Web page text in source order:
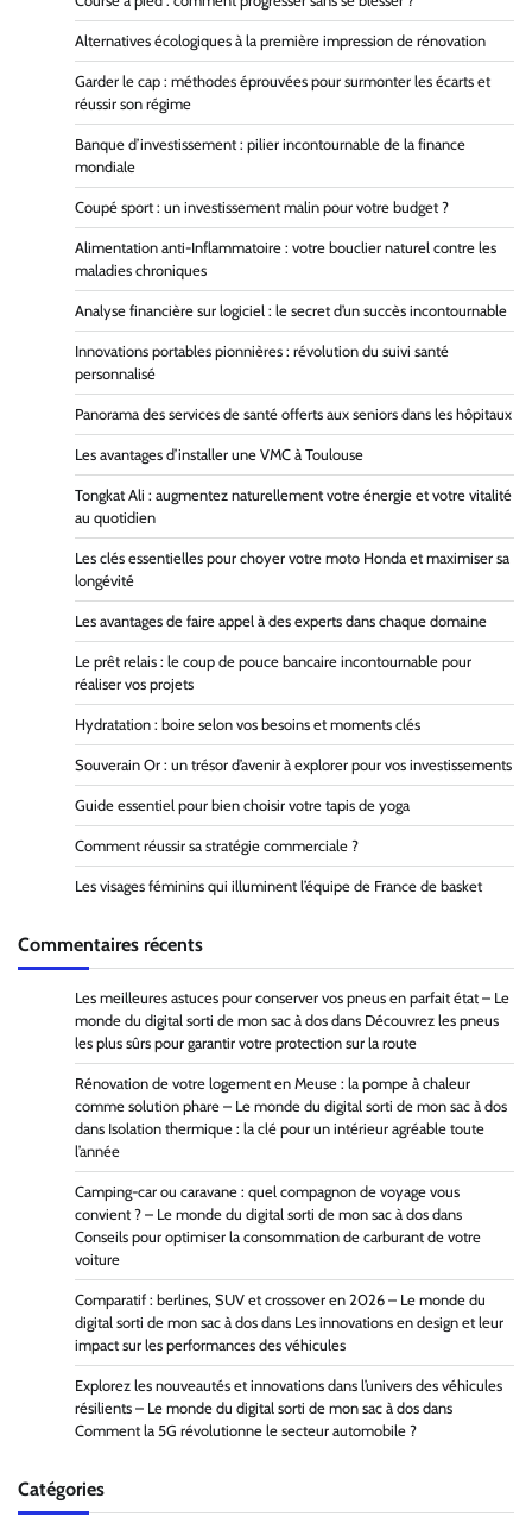
Alternatives écologiques à la première impression de rénovation
Garder le cap : méthodes éprouvées pour surmonter les écarts et
réussir son régime
Banque d’investissement : pilier incontournable de la finance
mondiale
Coupé sport : un investissement malin pour votre budget ?
Alimentation anti-Inflammatoire : votre bouclier naturel contre les
maladies chroniques
Analyse financière sur logiciel : le secret d’un succès incontournable
Innovations portables pionnières : révolution du suivi santé
personnalisé
Panorama des services de santé offerts aux seniors dans les hôpitaux
Les avantages d’installer une VMC à Toulouse
Tongkat Ali : augmentez naturellement votre énergie et votre vitalité
au quotidien
Les clés essentielles pour choyer votre moto Honda et maximiser sa
longévité
Les avantages de faire appel à des experts dans chaque domaine
Le prêt relais : le coup de pouce bancaire incontournable pour
réaliser vos projets
Hydratation : boire selon vos besoins et moments clés
Souverain Or : un trésor d’avenir à explorer pour vos investissements
Guide essentiel pour bien choisir votre tapis de yoga
Comment réussir sa stratégie commerciale ?
Les visages féminins qui illuminent l’équipe de France de basket
Commentaires récents
Les meilleures astuces pour conserver vos pneus en parfait état – Le
monde du digital sorti de mon sac à dos dans Découvrez les pneus
les plus sûrs pour garantir votre protection sur la route
Rénovation de votre logement en Meuse : la pompe à chaleur
comme solution phare – Le monde du digital sorti de mon sac à dos
dans Isolation thermique : la clé pour un intérieur agréable toute
l’année
Camping-car ou caravane : quel compagnon de voyage vous
convient ? – Le monde du digital sorti de mon sac à dos dans
Conseils pour optimiser la consommation de carburant de votre
voiture
Comparatif : berlines, SUV et crossover en 2026 – Le monde du
digital sorti de mon sac à dos dans Les innovations en design et leur
impact sur les performances des véhicules
Explorez les nouveautés et innovations dans l’univers des véhicules
résilients – Le monde du digital sorti de mon sac à dos dans
Comment la 5G révolutionne le secteur automobile ?
Catégories